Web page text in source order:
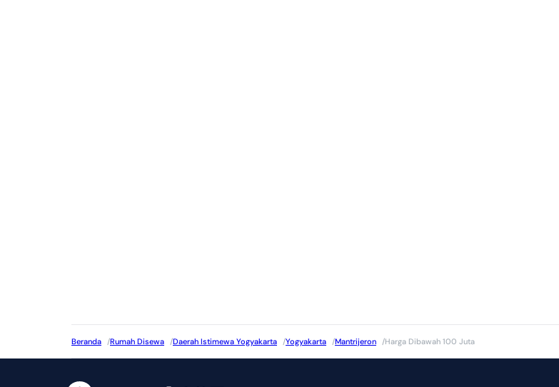
Beranda /Rumah Disewa /Daerah Istimewa Yogyakarta /Yogyakarta /Mantrijeron /Harga Dibawah 100 Juta